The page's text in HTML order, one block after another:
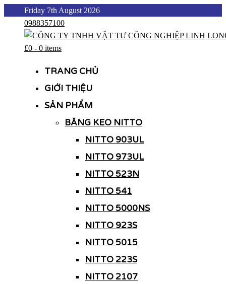
content
Friday 7th August 2026
0988357100
£0 - 0 items
TRANG CHỦ
GIỚI THIỆU
SẢN PHẨM
BĂNG KEO NITTO
NITTO 903UL
NITTO 973UL
NITTO 523N
NITTO 541
NITTO 5000NS
NITTO 923S
NITTO 5015
NITTO 223S
NITTO 2107